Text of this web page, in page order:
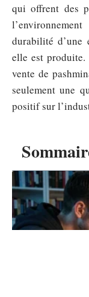
qui offrent des
durabilité d’une
elle est
vente de
seulement une
positif sur